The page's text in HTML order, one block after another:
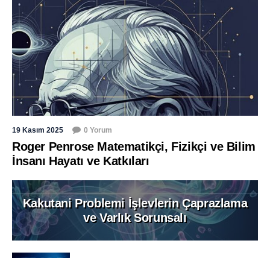
19 Kasım 2025 0 Yorum
Roger Penrose Matematikçi, Fizikçi ve Bilim
İnsanı Hayatı ve Katkıları
Kakutani Problemi İşlevlerin Çaprazlama
ve Varlık Sorunsalı